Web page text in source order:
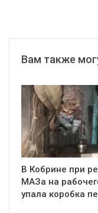
Вам также
В Кобрине при
МАЗа на
упала коробка